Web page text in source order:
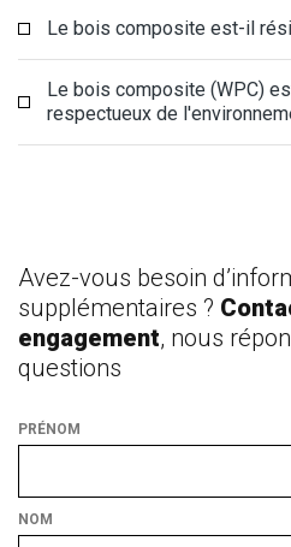
Le bois composite est-il
Le bois composite (WPC)
respectueux de
Avez-vous besoin
supplémentaires ?
engagement, nous
questions
PRÉNOM
NOM